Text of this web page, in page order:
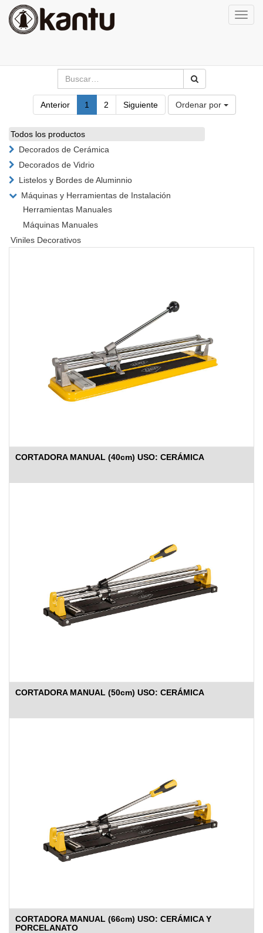
Anterior 1 2 Siguiente Ordenar por
Todos los productos
Decorados de Cerámica
Decorados de Vidrio
Listelos y Bordes de Aluminnio
Máquinas y Herramientas de Instalación
Herramientas Manuales
Máquinas Manuales
Viniles Decorativos
CORTADORA MANUAL (40cm) USO: CERÁMICA
CORTADORA MANUAL (50cm) USO: CERÁMICA
CORTADORA MANUAL (66cm) USO: CERÁMICA Y
PORCELANATO